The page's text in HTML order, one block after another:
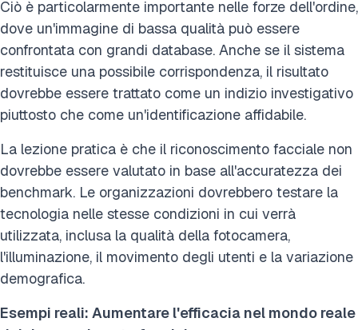
Ciò è particolarmente importante nelle forze dell'ordine,
dove un'immagine di bassa qualità può essere
confrontata con grandi database. Anche se il sistema
restituisce una possibile corrispondenza, il risultato
dovrebbe essere trattato come un indizio investigativo
piuttosto che come un'identificazione affidabile.
La lezione pratica è che il riconoscimento facciale non
dovrebbe essere valutato in base all'accuratezza dei
benchmark. Le organizzazioni dovrebbero testare la
tecnologia nelle stesse condizioni in cui verrà
utilizzata, inclusa la qualità della fotocamera,
l'illuminazione, il movimento degli utenti e la variazione
demografica.
Esempi reali: Aumentare l'efficacia nel mondo reale